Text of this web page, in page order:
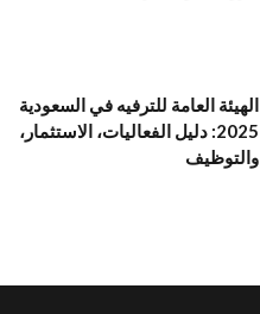
الهيئة العامة للترفيه في السعودية
2025: دليل الفعاليات، الاستثمار،
والتوظيف